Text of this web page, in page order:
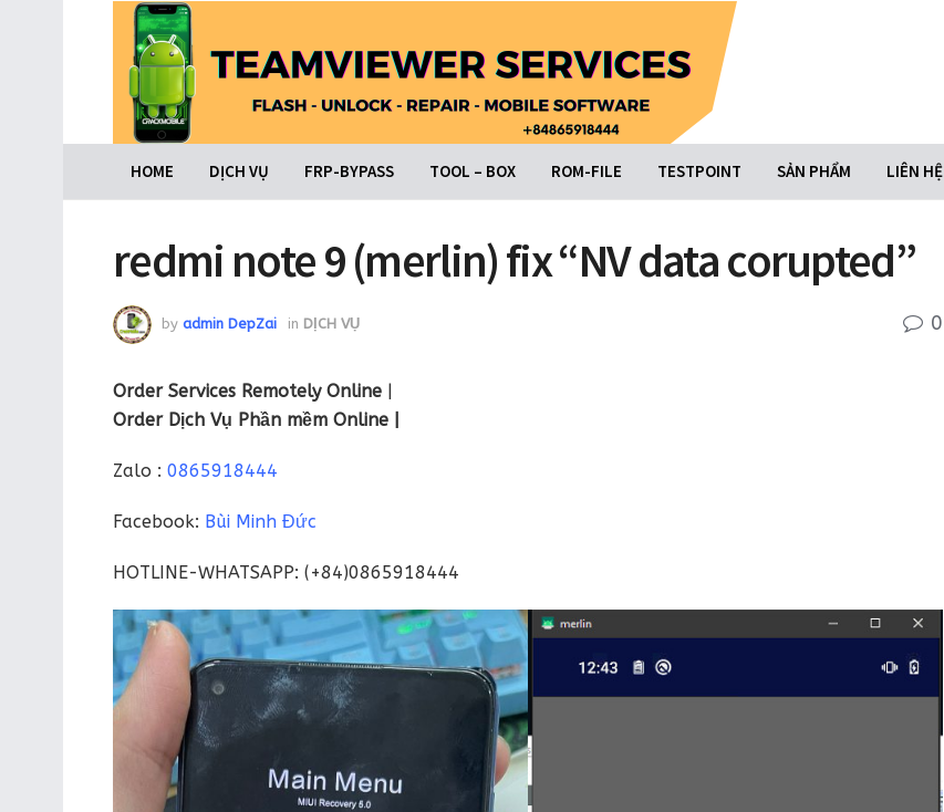
HOME DỊCH VỤ FRP-BYPASS TOOL – BOX ROM-FILE TESTPOINT SẢN PHẨM LIÊN HỆ
redmi note 9 (merlin) fix “NV data corupted”
by admin DepZai in DỊCH VỤ 0
Order Services Remotely Online |
Order Dịch Vụ Phần mềm Online |
Zalo : 0865918444
Facebook: Bùi Minh Đức
HOTLINE-WHATSAPP: (+84)0865918444